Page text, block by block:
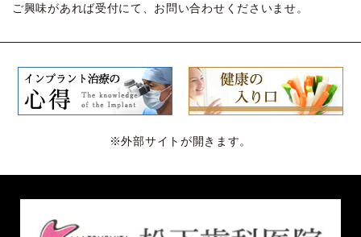
ご興味があれば受付にて、お問い合わせくださいませ。
※外部サイトが開きます。